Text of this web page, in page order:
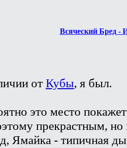
Всяческий Бред -
от Кубы, я был.
это место
прекрастным, но
Ямайка - типичная